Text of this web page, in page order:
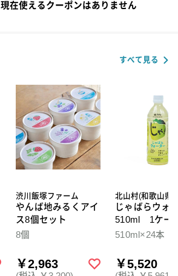
現在使えるクーポンはありません
すべて見る
渋川飯塚ファーム
やんば地みるくアイ
ス8個セット
8個
￥2,963
北山村(和歌山県)
じゃばらウォ
510ml 1ケー
本入
510ml×24本
￥5,520